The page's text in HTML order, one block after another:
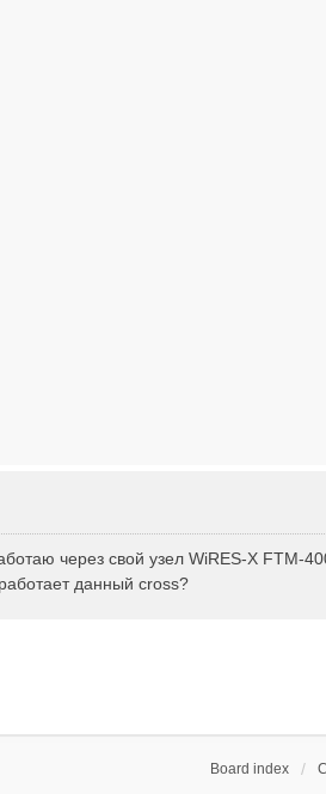
через свой узел WiRES-X FTM-
данный cross?
Board index